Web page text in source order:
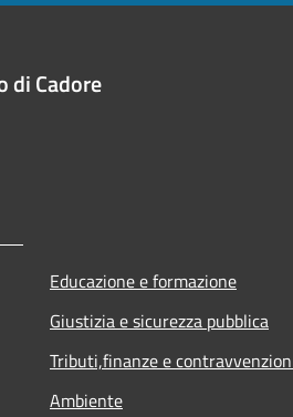
di Cadore
Educazione e formazione
Giustizia e sicurezza pubblica
Tributi,finanze e
Ambiente